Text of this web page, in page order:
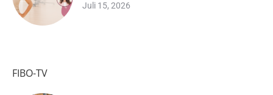
Juli 15, 2026
FIBO-TV